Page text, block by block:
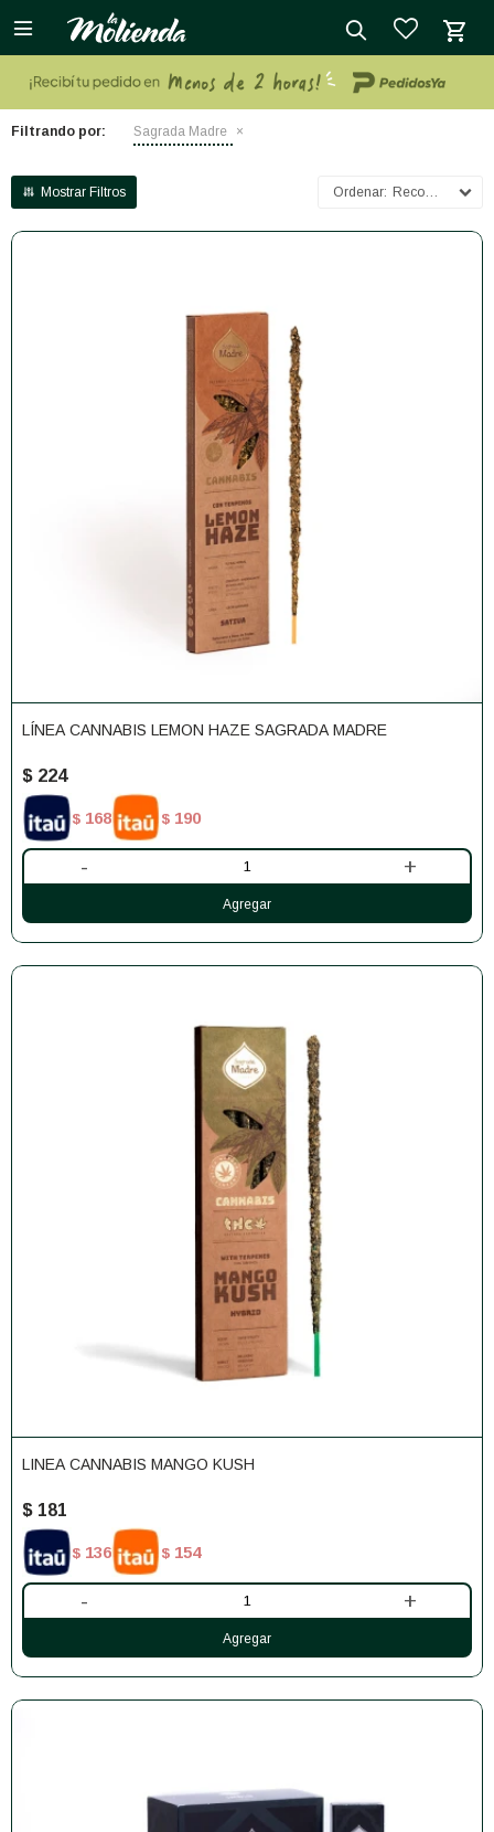

Filtrando por: Sagrada Madre
Recomendados
LÍNEA CANNABIS LEMON HAZE SAGRADA MADRE
$ 224
$ 168 $ 190
- +
LINEA CANNABIS MANGO KUSH
$ 181
$ 136 $ 154
- +